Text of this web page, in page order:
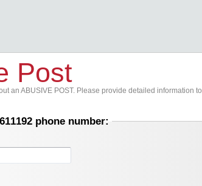
Post
an ABUSIVE POST. Please provide detailed information to
phone number: